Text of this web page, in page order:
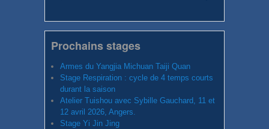
Prochains stages
Armes du Yangjia Michuan Taiji Quan
Stage Respiration : cycle de 4 temps courts
durant la saison
Atelier Tuishou avec Sybille Gauchard, 11 et
12 avril 2026, Angers.
Stage Yi Jin Jing